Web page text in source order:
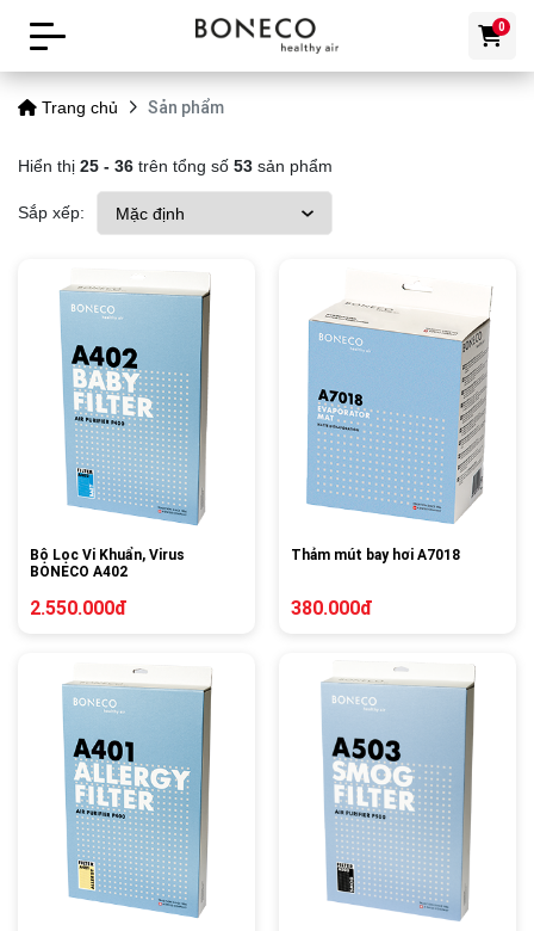
0
Trang chủ Sản phẩm
Hiển thị 25 - 36 trên tổng số 53 sản phẩm
Sắp xếp:
Bộ Lọc Vi Khuẩn, Virus
BONECO A402
2.550.000đ
Thảm mút bay hơi A7018
380.000đ